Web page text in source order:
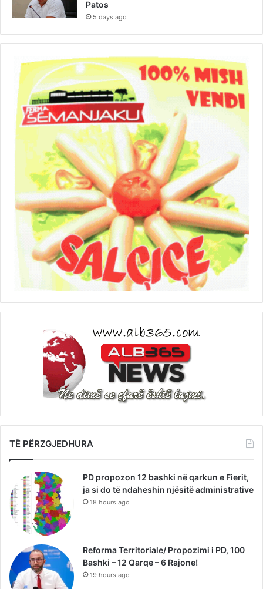
Patos
5 days ago
TË PËRZGJEDHURA
PD propozon 12 bashki në qarkun e Fierit,
ja si do të ndaheshin njësitë administrative
18 hours ago
Reforma Territoriale/ Propozimi i PD, 100
Bashki – 12 Qarqe – 6 Rajone!
19 hours ago